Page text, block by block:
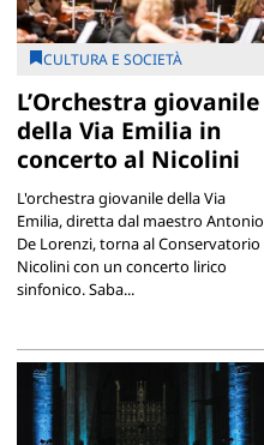
CULTURA E SOCIETÀ
L’Orchestra giovanile
della Via Emilia in
concerto al Nicolini
L'orchestra giovanile della Via
Emilia, diretta dal maestro Antonio
De Lorenzi, torna al Conservatorio
Nicolini con un concerto lirico
sinfonico. Saba...